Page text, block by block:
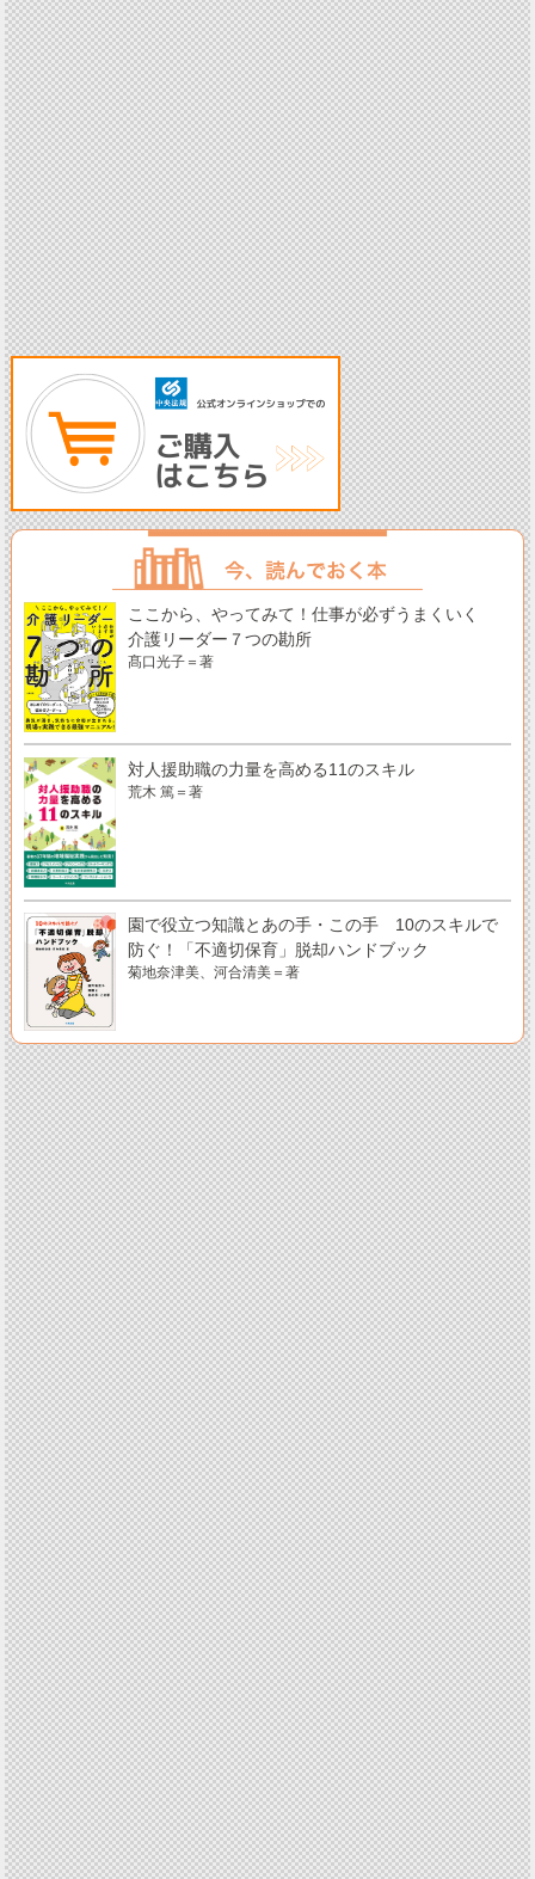
ここから、やってみて！仕事が必ずうまくいく
介護リーダー７つの勘所
髙口光子＝著
対人援助職の力量を高める11のスキル
荒木 篤＝著
園で役立つ知識とあの手・この手 10のスキルで
防ぐ！「不適切保育」脱却ハンドブック
菊地奈津美、河合清美＝著